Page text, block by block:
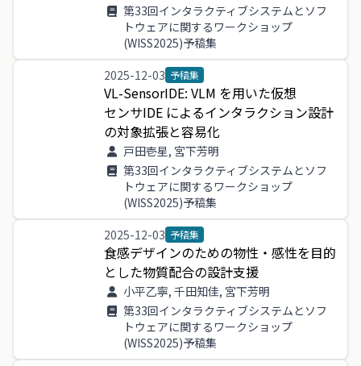
第33回インタラクティブシステムとソフ
トウェアに関するワークショップ
(WISS2025)予稿集
2025-12-03 予稿集
VL-SensorIDE: VLM を用いた仮想
センサIDE によるインタラクション設計
の対象拡張と容易化
戸田壱星, 宮下芳明
第33回インタラクティブシステムとソフ
トウェアに関するワークショップ
(WISS2025)予稿集
2025-12-03 予稿集
食感デザインのための物性・ 感性を目的
と した物質配合の設計支援
小平乙寧, 千田知佳, 宮下芳明
第33回インタラクティブシステムとソフ
トウェアに関するワークショップ
(WISS2025)予稿集